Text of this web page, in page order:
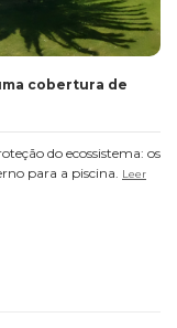
cobertura de
do ecossistema: os
para a piscina.
Leer